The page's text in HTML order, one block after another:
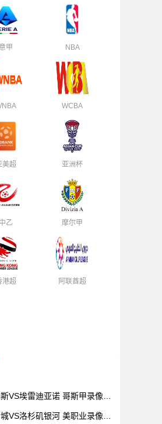
意甲 NBA
WCBA
美超 亚洲杯
中乙 摩尔甲
港超 阿联酋超
VS埃雷迪亚诺 哥斯甲录像_
VS洛杉矶银河 美职业录像_